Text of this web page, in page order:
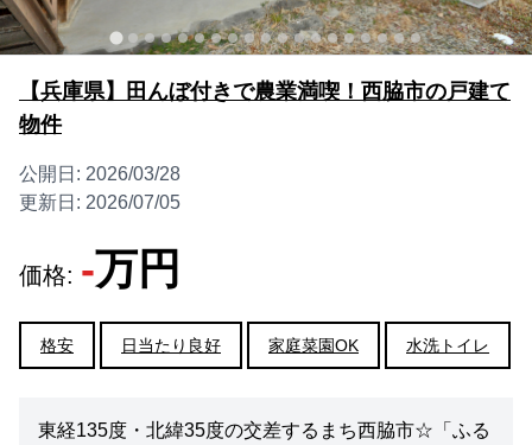
【兵庫県】田んぼ付きで農業満喫！西脇市の戸建て
物件
公開日: 2026/03/28
更新日: 2026/07/05
価格: -万円
格安 日当たり良好 家庭菜園OK 水洗トイレ
東経135度・北緯35度の交差するまち西脇市☆「ふる